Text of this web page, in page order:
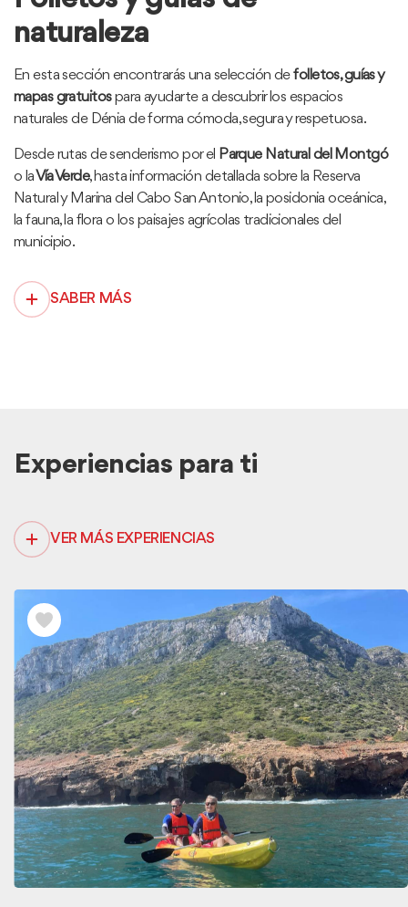
naturaleza
En esta sección encontrarás una selección defolletos, guías y
mapas gratuitospara ayudarte a descubrir los espacios
naturales de Dénia de forma cómoda, segura y respetuosa.
Desde rutas de senderismo por el Parque Natural del Montgó
o laVía Verde, hasta información detallada sobre la Reserva
Natural y Marina del Cabo San Antonio, la posidonia oceánica,
la fauna, la flora o los paisajes agrícolas tradicionales del
municipio.
SABER MÁS
Experiencias para ti
VER MÁS EXPERIENCIAS